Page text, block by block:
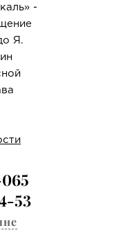
-
Я.
53